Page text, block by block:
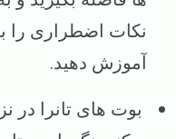
نکات اضطراری را
آموزش دهید.
بوت های تانرا در